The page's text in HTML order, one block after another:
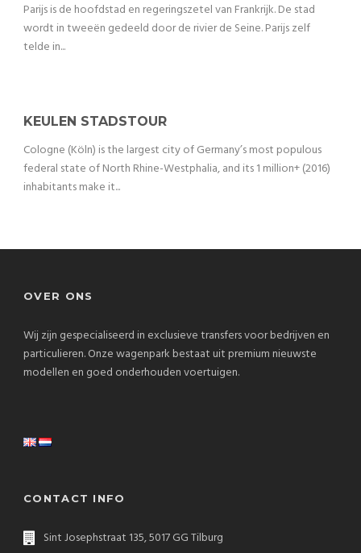
Parijs is de hoofdstad en regeringszetel van Frankrijk. De stad
wordt in tweeën gedeeld door de rivier de Seine. Parijs zelf
telde in...
KEULEN STADSTOUR
Cologne (Köln) is the largest city of Germany’s most populous
federal state of North Rhine-Westphalia, and its 1 million+ (2016)
inhabitants make it...
OVER ONS
Wij zijn gespecialiseerd in exclusieve transfers voor bedrijven en
particulieren. Onze wagenpark bestaat uit premium nieuwste
modellen en goed onderhouden voertuigen.
CONTACT INFO
Sint Josephstraat 135, 5017 GG Tilburg